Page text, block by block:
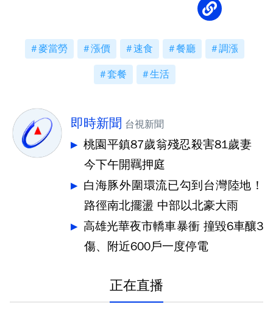
麥當勞 漲價 速食 餐廳 調漲
套餐 生活
即時新聞 台視新聞
桃園平鎮87歲翁殘忍殺害81歲妻
今下午開羈押庭
白海豚外圍環流已勾到台灣陸地！
路徑南北擺盪 中部以北豪大雨
高雄光華夜市轎車暴衝 撞毀6車釀3
傷、附近600戶一度停電
正在直播